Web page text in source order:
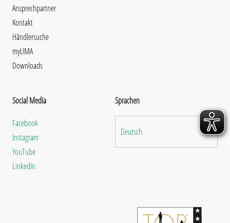
Ansprechpartner
Kontakt
Händlersuche
myUMA
Downloads
Social Media
Facebook
Instagram
YouTube
LinkedIn
Sprachen
Deutsch